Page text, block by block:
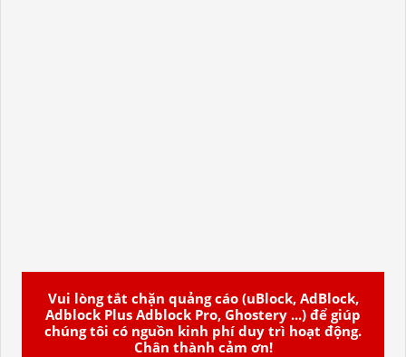
Vui lòng tắt chặn quảng cáo (uBlock, AdBlock,
Adblock Plus Adblock Pro, Ghostery ...) để giúp
chúng tôi có nguồn kinh phí duy trì hoạt động.
Chân thành cảm ơn!